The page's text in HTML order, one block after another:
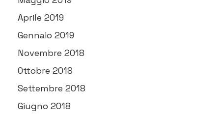
Aprile 2019
Gennaio 2019
Novembre 2018
Ottobre 2018
Settembre 2018
Giugno 2018